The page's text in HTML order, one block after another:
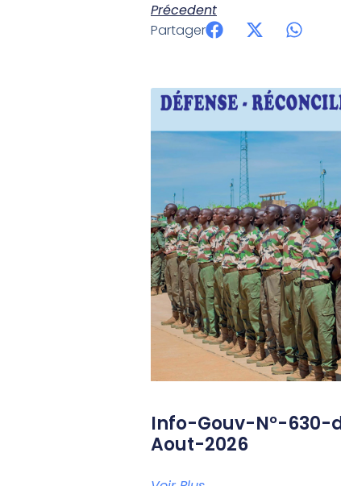
Précedent
Partager
Info-Gouv-N°-
Aout-2026